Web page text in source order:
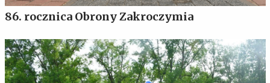
86. rocznica Obrony Zakroczymia